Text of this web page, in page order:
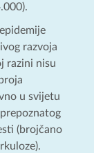
razvoja
razini nisu
u svijetu
(brojčano